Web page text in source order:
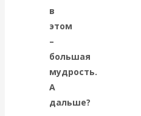
Валентин
КАтасонов.
«МЕТОД
в
этом
–
большая
мудрость.
А
дальше?